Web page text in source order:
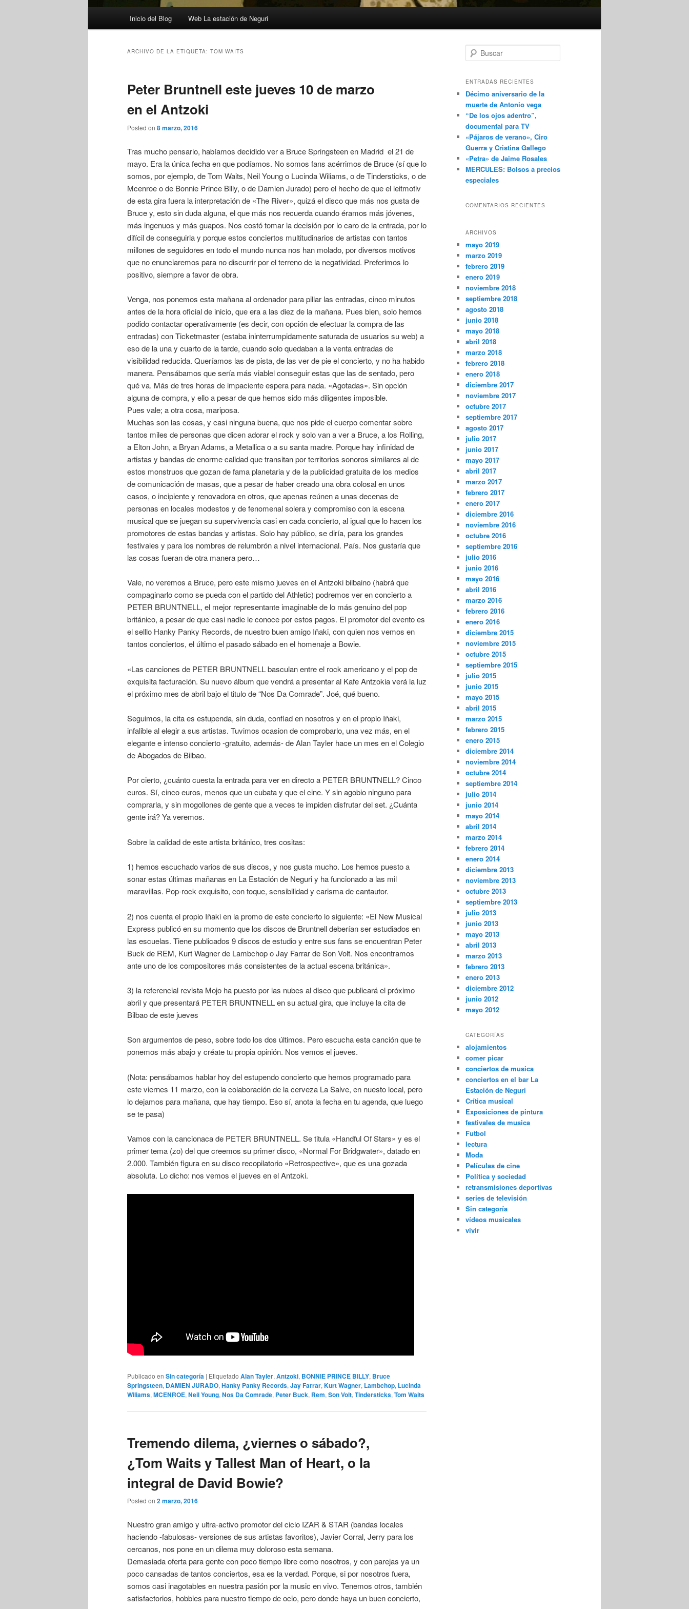
Inicio del Blog Web La estación de Neguri
ARCHIVO DE LA ETIQUETA: TOM WAITS
Peter Bruntnell este jueves 10 de marzo
en el Antzoki
Posted on 8 marzo, 2016
Tras mucho pensarlo, habíamos decidido ver a Bruce Springsteen en Madrid el 21 de
mayo. Era la única fecha en que podíamos. No somos fans acérrimos de Bruce (sí que lo
somos, por ejemplo, de Tom Waits, Neil Young o Lucinda Wiliams, o de Tindersticks, o de
Mcenroe o de Bonnie Prince Billy, o de Damien Jurado) pero el hecho de que el leitmotiv
de esta gira fuera la interpretación de «The River», quizá el disco que más nos gusta de
Bruce y, esto sin duda alguna, el que más nos recuerda cuando éramos más jóvenes,
más ingenuos y más guapos. Nos costó tomar la decisión por lo caro de la entrada, por lo
difícil de conseguirla y porque estos conciertos multitudinarios de artistas con tantos
millones de seguidores en todo el mundo nunca nos han molado, por diversos motivos
que no enunciaremos para no discurrir por el terreno de la negatividad. Preferimos lo
positivo, siempre a favor de obra.
Venga, nos ponemos esta mañana al ordenador para pillar las entradas, cinco minutos
antes de la hora oficial de inicio, que era a las diez de la mañana. Pues bien, solo hemos
podido contactar operativamente (es decir, con opción de efectuar la compra de las
entradas) con Ticketmaster (estaba ininterrumpidamente saturada de usuarios su web) a
eso de la una y cuarto de la tarde, cuando solo quedaban a la venta entradas de
visibilidad reducida. Queríamos las de pista, de las ver de pie el concierto, y no ha habido
manera. Pensábamos que sería más viablel conseguir estas que las de sentado, pero
qué va. Más de tres horas de impaciente espera para nada. «Agotadas». Sin opción
alguna de compra, y ello a pesar de que hemos sido más diligentes imposible.
Pues vale; a otra cosa, mariposa.
Muchas son las cosas, y casi ninguna buena, que nos pide el cuerpo comentar sobre
tantos miles de personas que dicen adorar el rock y solo van a ver a Bruce, a los Rolling,
a Elton John, a Bryan Adams, a Metallica o a su santa madre. Porque hay infinidad de
artistas y bandas de enorme calidad que transitan por territorios sonoros similares al de
estos monstruos que gozan de fama planetaria y de la publicidad gratuita de los medios
de comunicación de masas, que a pesar de haber creado una obra colosal en unos
casos, o incipiente y renovadora en otros, que apenas reúnen a unas decenas de
personas en locales modestos y de fenomenal solera y compromiso con la escena
musical que se juegan su supervivencia casi en cada concierto, al igual que lo hacen los
promotores de estas bandas y artistas. Solo hay público, se diría, para los grandes
festivales y para los nombres de relumbrón a nivel internacional. País. Nos gustaría que
las cosas fueran de otra manera pero…
Vale, no veremos a Bruce, pero este mismo jueves en el Antzoki bilbaino (habrá que
compaginarlo como se pueda con el partido del Athletic) podremos ver en concierto a
PETER BRUNTNELL, el mejor representante imaginable de lo más genuino del pop
británico, a pesar de que casi nadie le conoce por estos pagos. El promotor del evento es
el selllo Hanky Panky Records, de nuestro buen amigo Iñaki, con quien nos vemos en
tantos conciertos, el último el pasado sábado en el homenaje a Bowie.
«Las canciones de PETER BRUNTNELL basculan entre el rock americano y el pop de
exquisita facturación. Su nuevo álbum que vendrá a presentar al Kafe Antzokia verá la luz
el próximo mes de abril bajo el titulo de “Nos Da Comrade”. Joé, qué bueno.
Seguimos, la cita es estupenda, sin duda, confiad en nosotros y en el propio Iñaki,
infalible al elegir a sus artistas. Tuvimos ocasion de comprobarlo, una vez más, en el
elegante e intenso concierto -gratuito, además- de Alan Tayler hace un mes en el Colegio
de Abogados de Bilbao.
Por cierto, ¿cuánto cuesta la entrada para ver en directo a PETER BRUNTNELL? Cinco
euros. Sí, cinco euros, menos que un cubata y que el cine. Y sin agobio ninguno para
comprarla, y sin mogollones de gente que a veces te impiden disfrutar del set. ¿Cuánta
gente irá? Ya veremos.
Sobre la calidad de este artista británico, tres cositas:
1) hemos escuchado varios de sus discos, y nos gusta mucho. Los hemos puesto a
sonar estas últimas mañanas en La Estación de Neguri y ha funcionado a las mil
maravillas. Pop-rock exquisito, con toque, sensibilidad y carisma de cantautor.
2) nos cuenta el propio Iñaki en la promo de este concierto lo siguiente: «El New Musical
Express publicó en su momento que los discos de Bruntnell deberían ser estudiados en
las escuelas. Tiene publicados 9 discos de estudio y entre sus fans se encuentran Peter
Buck de REM, Kurt Wagner de Lambchop o Jay Farrar de Son Volt. Nos encontramos
ante uno de los compositores más consistentes de la actual escena británica».
3) la referencial revista Mojo ha puesto por las nubes al disco que publicará el próximo
abril y que presentará PETER BRUNTNELL en su actual gira, que incluye la cita de
Bilbao de este jueves
Son argumentos de peso, sobre todo los dos últimos. Pero escucha esta canción que te
ponemos más abajo y créate tu propia opinión. Nos vemos el jueves.
(Nota: pensábamos hablar hoy del estupendo concierto que hemos programado para
este viernes 11 marzo, con la colaboración de la cerveza La Salve, en nuesto local, pero
lo dejamos para mañana, que hay tiempo. Eso sí, anota la fecha en tu agenda, que luego
se te pasa)
Vamos con la cancionaca de PETER BRUNTNELL. Se titula «Handful Of Stars» y es el
primer tema (zo) del que creemos su primer disco, «Normal For Bridgwater», datado en
2.000. También figura en su disco recopilatorio «Retrospective», que es una gozada
absoluta. Lo dicho: nos vemos el jueves en el Antzoki.
Publicado en Sin categoría | Etiquetado Alan Tayler, Antzoki, BONNIE PRINCE BILLY, Bruce
Springsteen, DAMIEN JURADO, Hanky Panky Records, Jay Farrar, Kurt Wagner, Lambchop, Lucinda
Wiliams, MCENROE, Neil Young, Nos Da Comrade, Peter Buck, Rem, Son Volt, Tindersticks, Tom Waits
Tremendo dilema, ¿viernes o sábado?,
¿Tom Waits y Tallest Man of Heart, o la
integral de David Bowie?
Posted on 2 marzo, 2016
Nuestro gran amigo y ultra-activo promotor del ciclo IZAR & STAR (bandas locales
haciendo -fabulosas- versiones de sus artistas favoritos), Javier Corral, Jerry para los
cercanos, nos pone en un dilema muy doloroso esta semana.
Demasiada oferta para gente con poco tiempo libre como nosotros, y con parejas ya un
poco cansadas de tantos conciertos, esa es la verdad. Porque, si por nosotros fuera,
somos casi inagotables en nuestra pasión por la music en vivo. Tenemos otros, también
satisfactorios, hobbies para nuestro tiempo de ocio, pero donde haya un buen concierto,
u
c
r
ENTRADAS RECIENTES
Décimo aniversario de la
muerte de Antonio vega
“De los ojos adentro”,
documental para TV
«Pájaros de verano», Ciro
Guerra y Cristina Gallego
«Petra» de Jaime Rosales
MERCULES: Bolsos a precios
especiales
COMENTARIOS RECIENTES
ARCHIVOS
mayo 2019
marzo 2019
febrero 2019
enero 2019
noviembre 2018
septiembre 2018
agosto 2018
junio 2018
mayo 2018
abril 2018
marzo 2018
febrero 2018
enero 2018
diciembre 2017
noviembre 2017
octubre 2017
septiembre 2017
agosto 2017
julio 2017
junio 2017
mayo 2017
abril 2017
marzo 2017
febrero 2017
enero 2017
diciembre 2016
noviembre 2016
octubre 2016
septiembre 2016
julio 2016
junio 2016
mayo 2016
abril 2016
marzo 2016
febrero 2016
enero 2016
diciembre 2015
noviembre 2015
octubre 2015
septiembre 2015
julio 2015
junio 2015
mayo 2015
abril 2015
marzo 2015
febrero 2015
enero 2015
diciembre 2014
noviembre 2014
octubre 2014
septiembre 2014
julio 2014
junio 2014
mayo 2014
abril 2014
marzo 2014
febrero 2014
enero 2014
diciembre 2013
noviembre 2013
octubre 2013
septiembre 2013
julio 2013
junio 2013
mayo 2013
abril 2013
marzo 2013
febrero 2013
enero 2013
diciembre 2012
junio 2012
mayo 2012
CATEGORÍAS
alojamientos
comer picar
conciertos de musica
conciertos en el bar La
Estación de Neguri
Crítica musical
Exposiciones de pintura
festivales de musica
Futbol
lectura
Moda
Películas de cine
Política y sociedad
retransmisiones deportivas
series de televisión
Sin categoría
vídeos musicales
vivir